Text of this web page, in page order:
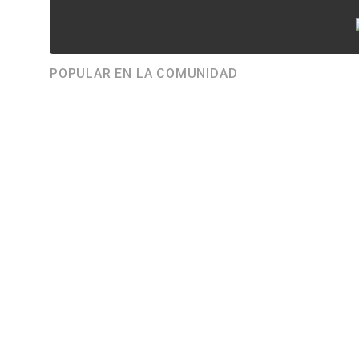
POPULAR EN LA COMUNIDAD